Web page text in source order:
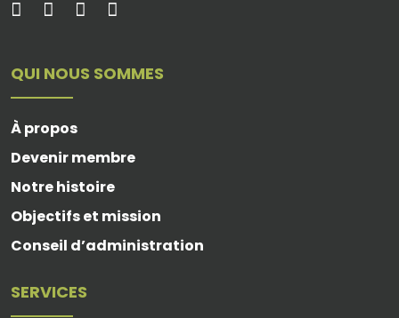
QUI NOUS SOMMES
À propos
Devenir membre
Notre histoire
Objectifs et mission
Conseil d’administration
SERVICES